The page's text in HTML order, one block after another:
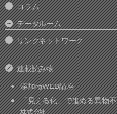
コラム
データルーム
リンクネットワーク
連載読み物
添加物WEB講座
「見える化」で進める異物
株式会社